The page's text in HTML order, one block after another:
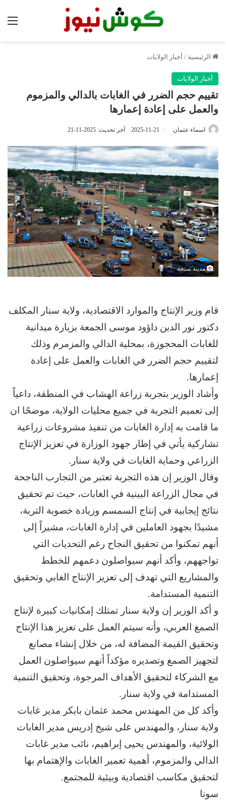
الرئيسية / أخبار الولايات
أخبار الولايات
تقييم حجم الضرر في الغابات بالدالي والمزموم
والعمل على إعادة إعمارها
اسماء عثمان 2025-11-21 آخر تحديث: 2025-11-21
مدينة سنجة
قام وزير الإنتاج والموارد الاقتصادية، ولاية سنار المكلف
دكتور نور الدين داؤود موسى الجمعة بزيارة ميدانية
للغابات المحجوزة، بمحلية الدالي والمزمرم وذلك
لتقييم حجم الضرر في الغابات والعمل على إعادة
إعمارها.
وأشاد الوزير بتجربة زراعة الهشاب في المنطقة، داعياً
إلى تعميم التجربة في جميع محليات الولاية، موضحًا ان
ما قامت به إدارة الغابات من تنفيذ مشروعات زراعية
تشاركية يأتي في إطار جهود الوزارة في تعزيز الإنتاج
الزراعي وحماية الغابات في ولاية سنار.
وقال الوزير إن هذه التجربة تعتبر من التجارب الناجحة
في مجال الزراعة البينية في الغابات، حيث تم تحقيق
نتائج إيجابية في إنتاج السمسم وزيادة خصوبة التربة،
مشيدًا بجهود العاملين في إدارة الغابات، مشيراً إلى
أنهم تمكنوا من تحقيق النجاح رغم التحديات التي
تواجههم، وأكد أنهم سيواصلون دعمهم للخطط
والمشاريع التي تهدف إلى تعزيز الإنتاج الغابي وتحقيق
التنمية المستدامة.
و أكد الوزير إن ولاية سنار تمتلك إمكانيات كبيرة لإنتاج
الصمغ العربي، وأنه سيتم العمل على تعزيز هذا الإنتاج
وتحقيق القيمة المضافة له، من خلال إنشاء مصانع
لتجهيز الصمغ وتصديره مؤكداً أنهم سيواصلون العمل
مع الشركاء لتحقيق الأهداف المرجوة، وتحقيق التنمية
المستدامة في ولاية سنار.
وأكد كل من المهندس محمد عثمان بابكر مدير غابات
ولاية سنار، والمهندس على شيخ إدريس مدير الغابات
الولائية، والمهندس يحيى إبراهيم، نائب مدير غابات
الدالي والمزموم، أهمية تعمير الغابات والإهتمام بها
لتحقيق مكاسب اقتصادية وبيئية للمجتمع.
سونا